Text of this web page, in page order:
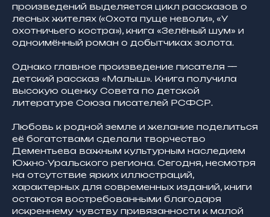
произведений выделяется цикл рассказов о
лесных жителях («Охота пуще неволи», «У
охотничьего костра»), книга «Зелёный шум» и
одноимённый роман о добытчиках золота.
Однако главное произведение писателя —
детский рассказ «Малыш». Книга получила
высокую оценку Совета по детской
литературе Союза писателей РСФСР.
Любовь к родной земле и желание поделиться
её богатствами сделали творчество
Дементьева важным культурным наследием
Южно-Уральского региона. Сегодня, несмотря
на отсутствие ярких иллюстраций,
характерных для современных изданий, книги
остаются востребованными благодаря
искреннему чувству привязанности к малой